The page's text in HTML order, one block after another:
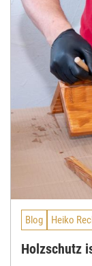
Blog Heiko
Holzschutz